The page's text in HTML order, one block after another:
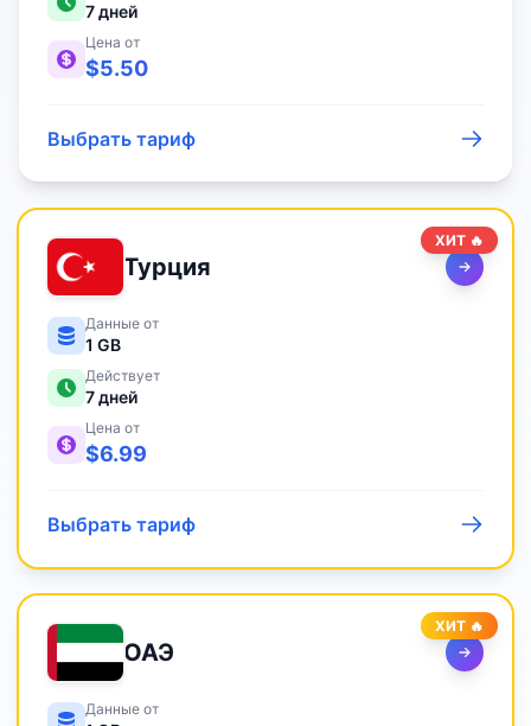
7дней
Цена от
$5.50
Выбрать тариф
ХИТ 🔥
Турция
Данные от
1 GB
Действует
7дней
Цена от
$6.99
Выбрать тариф
ХИТ 🔥
ОАЭ
Данные от